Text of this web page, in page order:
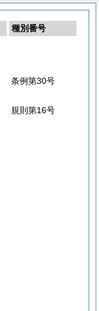
種別番号
条例第30号
規則第16号